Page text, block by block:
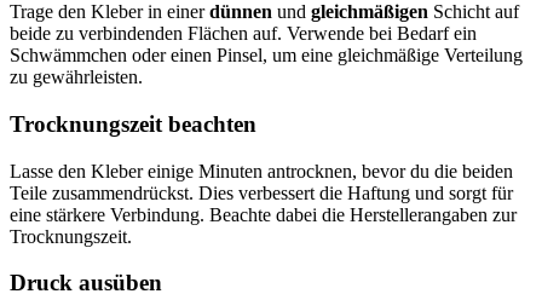
Trage den Kleber in einerdünnen und gleichmäßigen Schicht auf
beide zu verbindenden Flächen auf. Verwende bei Bedarf ein
Schwämmchen oder einen Pinsel, um eine gleichmäßige Verteilung
zu gewährleisten.
Trocknungszeit beachten
Lasse den Kleber einige Minuten antrocknen, bevor du die beiden
Teile zusammendrückst. Dies verbessert die Haftung und sorgt für
eine stärkere Verbindung. Beachte dabei die Herstellerangaben zur
Trocknungszeit.
Druck ausüben